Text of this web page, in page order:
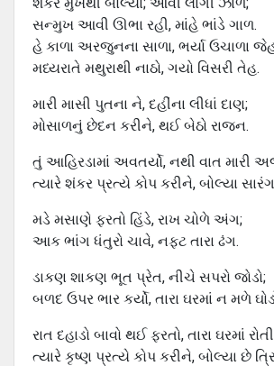
સન્મુખ આવી ઊભા રહી, માંહે ભાંડે ગાળ.
હે કાળા અરજુનના સાળા, ભર્યા ઉચાળા
મધ્યરાતે મથુરાથી નાઠો, ગયો વિસરી તેહ.
મારી માસી પુતના ને, દહીંના લીધાં દાણ;
મોસાળનું છેદન કરીને, થઈ બેઠો રાજન.
તું આહિરડામાં અવતર્યો, નથી વાત મારી
ત્યારે શંકર પ્રત્યે કોપ કરીને, બોલ્યા
મડે મસાણે ફરતો હિંડે, રાખ ચોળે અંગ;
આક ભાંગ ધંતુરો ચાવે, નફટ તારા ઢંગ.
ડાકણ શાકણ ભૂત પ્રેત, નીચે સપરો જોડો;
બળદ ઉપર ભાર કર્યો, તારા ઘરમાં ન મળે
રાત દહાડો બાવો થઈ ફરતો, તારા ઘરમાં
ત્યારે કૃષ્ણ પ્રત્યે કોપ કરીને, બોલ્યા છે